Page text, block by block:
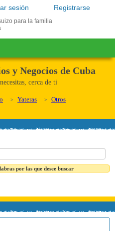
Registrarse
sesión
para la familia
y Negocios de Cuba
cerca de ti
Yateras
Otros
por las que desee buscar